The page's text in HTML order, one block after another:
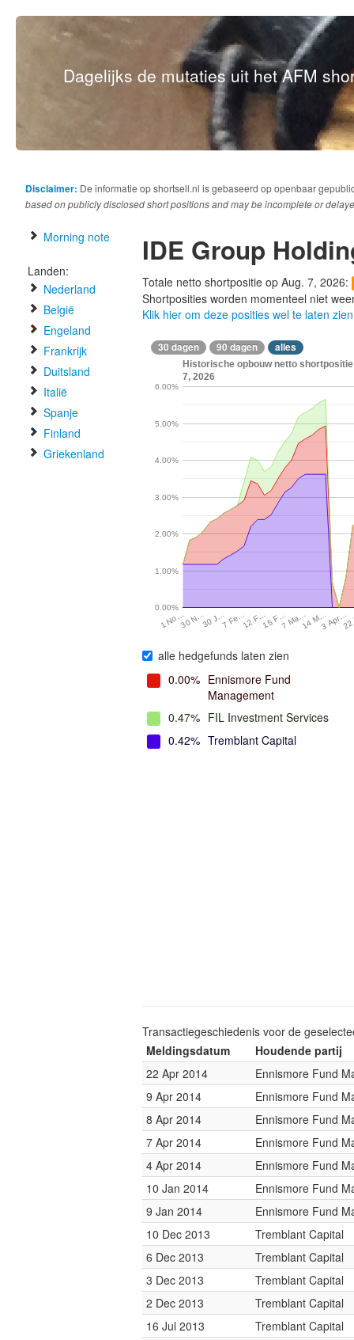
Dagelijks de mutaties uit het AFM
Disclaimer: De informatie op shortsell.nl is gebaseerd op openbaar
based on publicly disclosed short positions and may be incomplete or
Morning note
Landen:
Nederland
België
Engeland
Frankrijk
Duitsland
Italië
Spanje
Finland
Griekenland
IDE Group
Totale netto shortpositie op Aug. 7, 2026:
Shortposities worden momenteel niet
Klik hier om deze posities wel te laten zien
30 dagen 90 dagen alles
Historische opbouw netto
7, 2026
1 No…30 N…30 J…7 Fe…12 F…15 F…7 Ma…14 M…3 Apr…
0.00%
1.00%
2.00%
3.00%
4.00%
5.00%
6.00%
alle hedgefunds laten zien
0.00% Ennismore Fund
Management
0.47% FIL Investment Services
0.42% Tremblant Capital
Transactiegeschiedenis voor de
Meldingsdatum
Houdende partij
22 Apr 2014
Ennismore Fund
9 Apr 2014
Ennismore Fund
8 Apr 2014
Ennismore Fund
7 Apr 2014
Ennismore Fund
4 Apr 2014
Ennismore Fund
10 Jan 2014
Ennismore Fund
9 Jan 2014
Ennismore Fund
10 Dec 2013
Tremblant Capital
6 Dec 2013
Tremblant Capital
3 Dec 2013
Tremblant Capital
2 Dec 2013
Tremblant Capital
16 Jul 2013
Tremblant Capital